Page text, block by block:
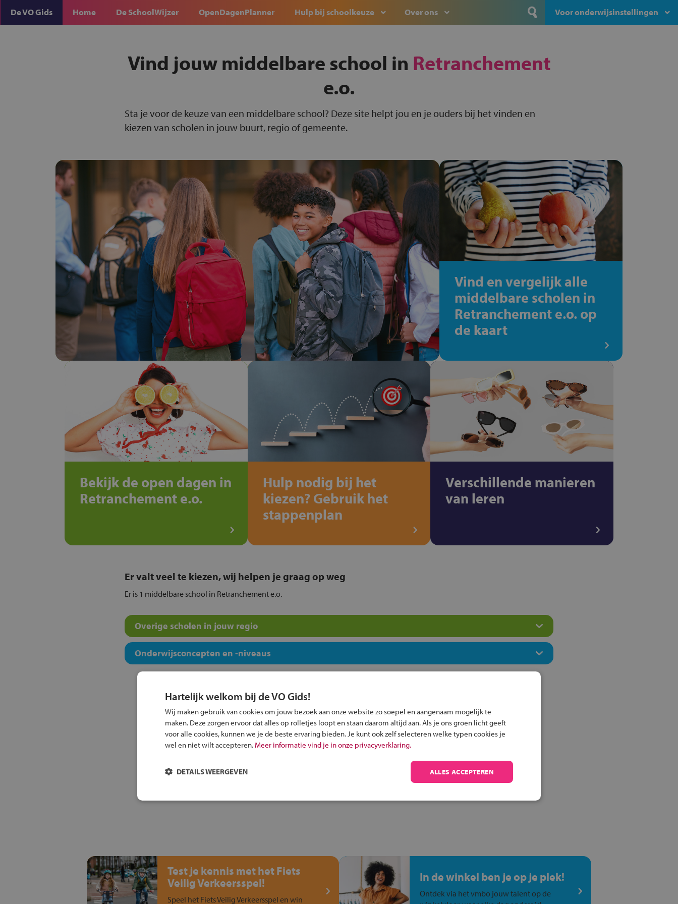
De VO Gids Home De SchoolWijzer OpenDagenPlanner Hulp bij schoolkeuze Over ons Voor onderwijsinstellingen
Vind jouw middelbare school in Retranchement
e.o.
Sta je voor de keuze van een middelbare school? Deze site helpt jou en je ouders bij het vinden en
kiezen van scholen in jouw buurt, regio of gemeente.
Vind en vergelijk alle
middelbare scholen in
Retranchement e.o. op
de kaart
Bekijk de open dagen in
Retranchement e.o.
Hulp nodig bij het
kiezen? Gebruik het
stappenplan
Verschillende manieren
van leren
Er valt veel te kiezen, wij helpen je graag op weg
Er is 1 middelbare school in Retranchement e.o.
Overige scholen in jouw regio
Onderwijsconcepten en -niveaus
Inschrijven?
Alle informatie om je kind aan te melden bij
Test je kennis met het Fiets
Veilig Verkeersspel!
Speel het Fiets Veilig Verkeersspel en win
In de winkel ben je op je plek!
Ontdek via het vmbo jouw talent op de
Hartelijk welkom bij de VO Gids!
Wij maken gebruik van cookies om jouw bezoek aan onze website zo soepel en aangenaam mogelijk te
maken. Deze zorgen ervoor dat alles op rolletjes loopt en staan daarom altijd aan. Als je ons groen licht geeft
voor alle cookies, kunnen we je de beste ervaring bieden. Je kunt ook zelf selecteren welke typen cookies je
wel en niet wilt accepteren. Meer informatie vind je in onze privacyverklaring.
ALLES ACCEPTEREN
DETAILS WEERGEVEN